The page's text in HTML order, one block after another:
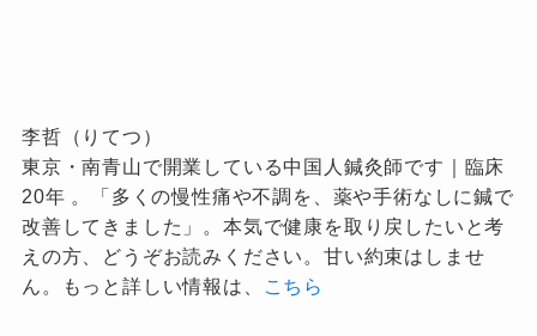
李哲（りてつ）
東京・南青山で開業している中国人鍼灸師です｜臨床
20年 。「多くの慢性痛や不調を、薬や手術なしに鍼で
改善してきました」。本気で健康を取り戻したいと考
えの方、どうぞお読みください。甘い約束はしませ
ん。もっと詳しい情報は、
こちら